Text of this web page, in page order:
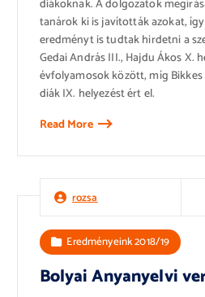
diákoknak. A dolgozatok
tanárok ki is javították azokat,
eredményt is tudtak hirdetni a
Gedai András III., Hajdu Ákos X.
évfolyamosok között, míg Bikkes
diák IX. helyezést ért el.
Read More
rozsa
Eredményeink 2018/19
Bolyai Anyanyelvi